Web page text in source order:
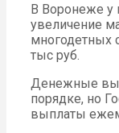
В Воронеже у
увеличение
многодетных
тыс руб.
Денежные
порядке, но
выплаты